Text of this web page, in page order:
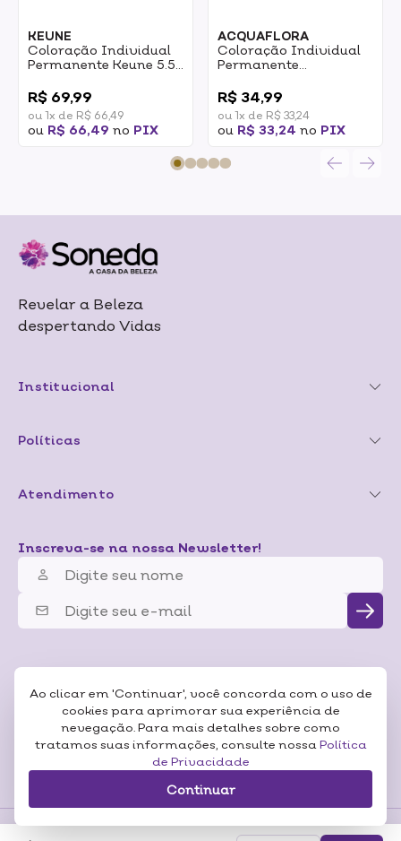
Ao clicar em 'Continuar', você concorda com o uso de
cookies para aprimorar sua experiência de
nevegação. Para mais detalhes sobre como
tratamos suas informações, consulte nossa Política
de Privacidade
Continuar
KEUNE
Coloração Individual
Permanente Keune 5.5
60ml
R$ 69,99
ou 1x de R$ 66,49
ou R$ 66,49 no PIX
ACQUAFLORA
Coloração Individual
Permanente
Castanho Claro
Intenso Vermelho
Irisado 60g
R$ 34,99
ou 1x de R$ 33,24
ou R$ 33,24 no PIX
Revelar a Beleza
despertando Vidas
Institucional
Políticas
Atendimento
Inscreva-se na nossa Newsletter!